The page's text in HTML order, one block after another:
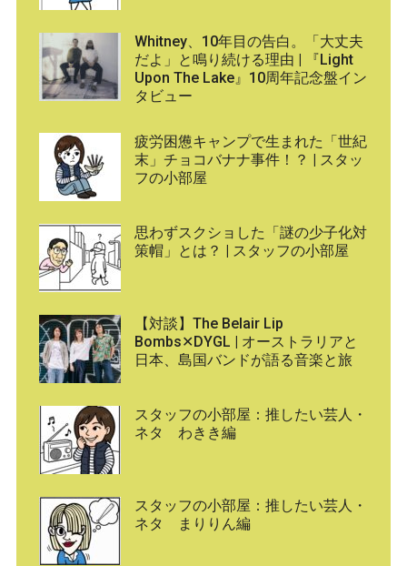
Whitney、10年目の告白。「大丈夫
だよ」と鳴り続ける理由 | 『Light
Upon The Lake』10周年記念盤イン
タビュー
疲労困憊キャンプで生まれた「世紀
末」チョコバナナ事件！？ | スタッ
フの小部屋
思わずスクショした「謎の少子化対
策帽」とは？ | スタッフの小部屋
【対談】The Belair Lip
Bombs✕DYGL | オーストラリアと
日本、島国バンドが語る音楽と旅
スタッフの小部屋：推したい芸人・
ネタ わきき編
スタッフの小部屋：推したい芸人・
ネタ まりりん編